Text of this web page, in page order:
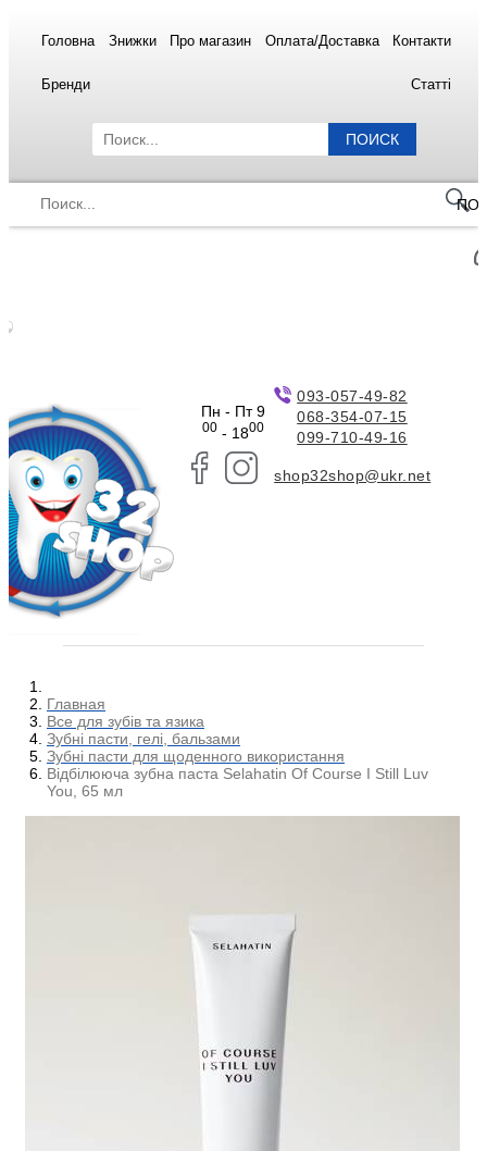
Головна Знижки Про магазин Оплата/Доставка Контакти
Бренди Статті
ПОИСК
Пн - Пт 9
00- 1800
093-057-49-82
068-354-07-15
099-710-49-16
shop32shop@ukr.net
Главная
Все для зубів та язика
Зубні пасти, гелі, бальзами
Зубні пасти для щоденного використання
Відбілююча зубна паста Selahatin Of Course I Still Luv
You, 65 мл